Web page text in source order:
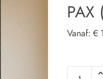
PAX
Vanaf:€